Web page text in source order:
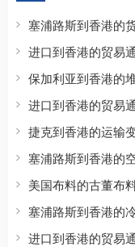
塞浦路斯到香港的
进口到香港的贸易
保加利亚到香港的
进口到香港的贸易
捷克到香港的运输
塞浦路斯到香港的
美国布料的古董布
塞浦路斯到香港的
进口到香港的贸易